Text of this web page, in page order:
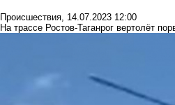
Происшествия, 14.07.2023 12:00
На трассе Ростов-Таганрог вертолёт